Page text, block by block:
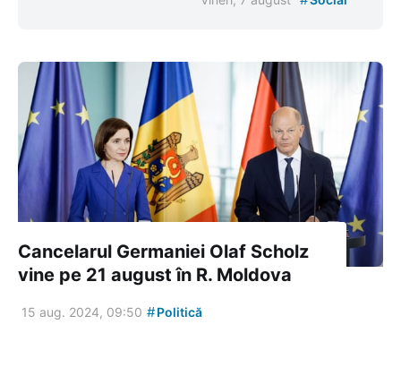
Cancelarul Germaniei Olaf Scholz
vine pe 21 august în R. Moldova
15 aug. 2024, 09:50 #Politică